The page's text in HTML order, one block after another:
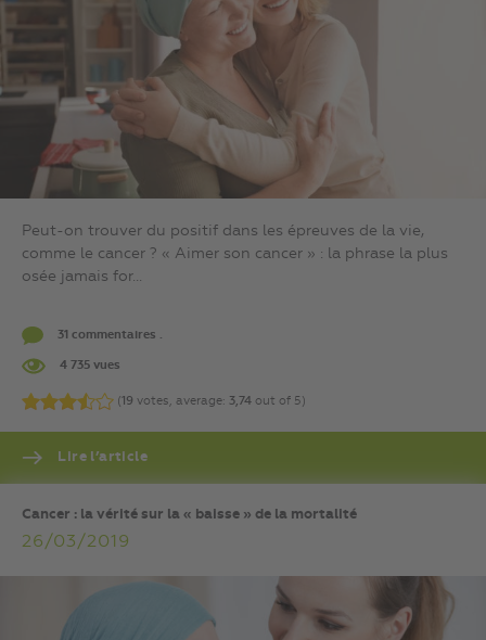
Peut-on trouver du positif dans les épreuves de la vie,
comme le cancer ? « Aimer son cancer » : la phrase la plus
osée jamais for...
31 commentaires .
4 735 vues
(19 votes, average: 3,74 out of 5)
Lire l’article
Cancer : la vérité sur la « baisse » de la mortalité
26/03/2019